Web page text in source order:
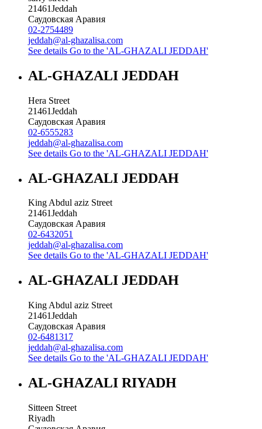
21461Jeddah
Саудовская Аравия
02-2754489
jeddah@al-ghazalisa.com
See details Go to the 'AL-GHAZALI JEDDAH'
AL-GHAZALI JEDDAH
Hera Street
21461Jeddah
Саудовская Аравия
02-6555283
jeddah@al-ghazalisa.com
See details Go to the 'AL-GHAZALI JEDDAH'
AL-GHAZALI JEDDAH
King Abdul aziz Street
21461Jeddah
Саудовская Аравия
02-6432051
jeddah@al-ghazalisa.com
See details Go to the 'AL-GHAZALI JEDDAH'
AL-GHAZALI JEDDAH
King Abdul aziz Street
21461Jeddah
Саудовская Аравия
02-6481317
jeddah@al-ghazalisa.com
See details Go to the 'AL-GHAZALI JEDDAH'
AL-GHAZALI RIYADH
Sitteen Street
Riyadh